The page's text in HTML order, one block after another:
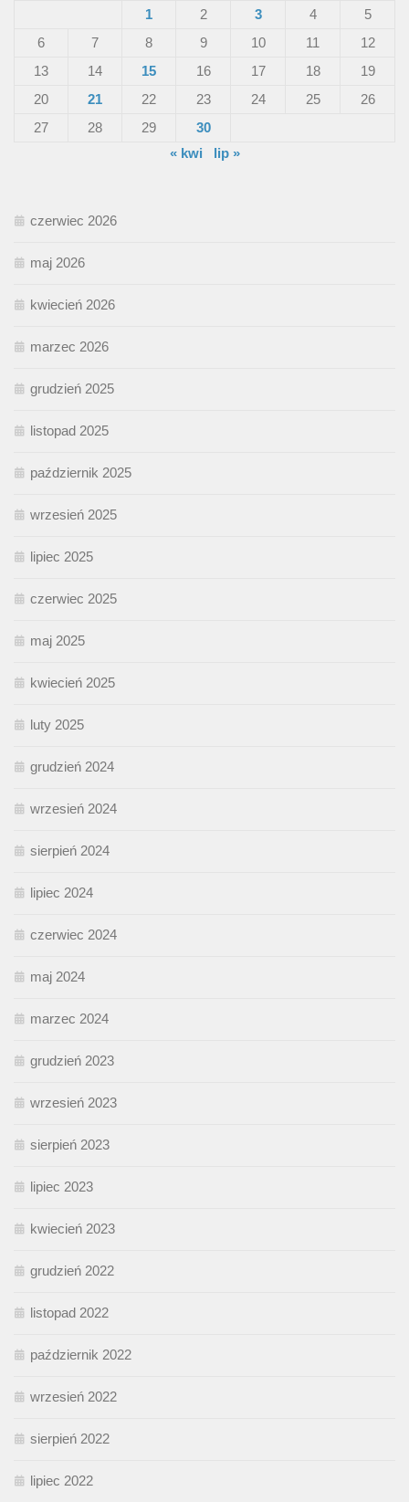
1
2 3 4
5
6
7 8 9 10 11
12
13
14 15 16 17 18
19
20
21 22 23 24 25
26
27
28 29
30
« kwi
lip »
czerwiec 2026
maj 2026
kwiecień 2026
marzec 2026
grudzień 2025
listopad 2025
październik 2025
wrzesień 2025
lipiec 2025
czerwiec 2025
maj 2025
kwiecień 2025
luty 2025
grudzień 2024
wrzesień 2024
sierpień 2024
lipiec 2024
czerwiec 2024
maj 2024
marzec 2024
grudzień 2023
wrzesień 2023
sierpień 2023
lipiec 2023
kwiecień 2023
grudzień 2022
listopad 2022
październik 2022
wrzesień 2022
sierpień 2022
lipiec 2022